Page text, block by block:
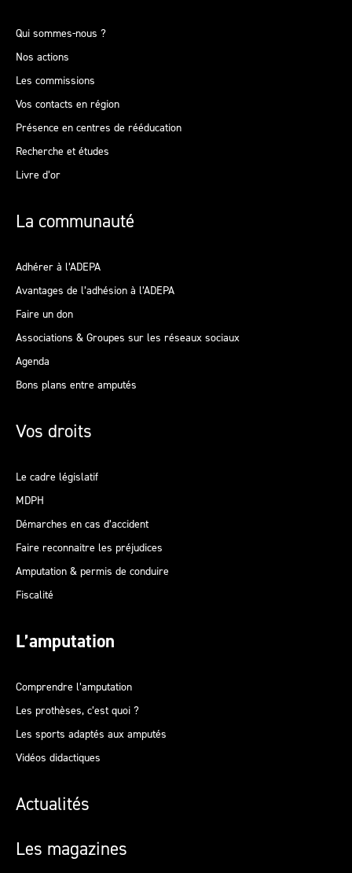
Qui sommes-nous ?
Nos actions
Les commissions
Vos contacts en région
Présence en centres de rééducation
Recherche et études
Livre d’or
La communauté
Adhérer à l’ADEPA
Avantages de l’adhésion à l’ADEPA
Faire un don
Associations & Groupes sur les réseaux sociaux
Agenda
Bons plans entre amputés
Vos droits
Le cadre législatif
MDPH
Démarches en cas d’accident
Faire reconnaitre les préjudices
Amputation & permis de conduire
Fiscalité
L’amputation
Comprendre l’amputation
Les prothèses, c’est quoi ?
Les sports adaptés aux amputés
Vidéos didactiques
Actualités
Les magazines